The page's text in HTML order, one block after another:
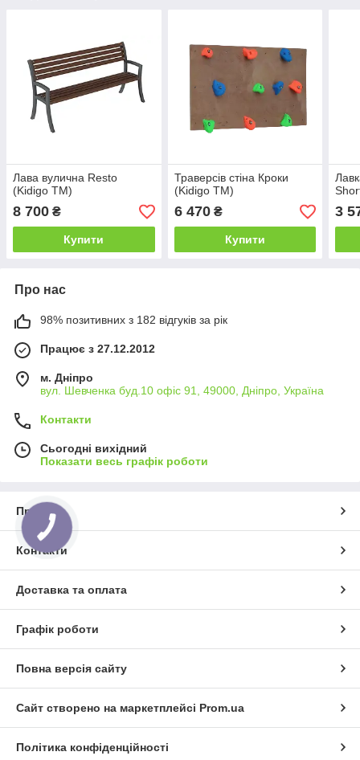
Лава вулична Resto
(Kidigo ТМ)
8 700 ₴
Купити
Траверсів стіна Кроки
(Kidigo ТМ)
6 470₴
Купити
3
Про нас
98% позитивних з 182 відгуків за рік
Працює з 27.12.2012
м. Дніпро
вул. Шевченка буд.10 офіс 91, 49000, Дніпро, Україна
Контакти
Сьогодні вихідний
Показати весь графік роботи
Про нас
Контакти
Доставка та оплата
Графік роботи
Повна версія сайту
Сайт створено на маркетплейсі Prom.ua
Політика конфіденційності